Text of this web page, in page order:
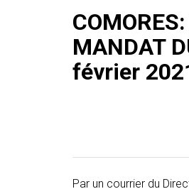
MANDAT
février
Par un courrier du